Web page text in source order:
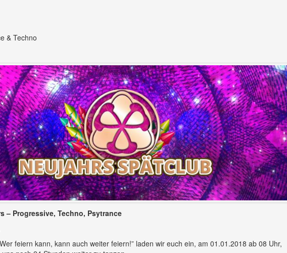
& Techno
– Progressive, Techno, Psytrance
feiern kann, kann auch weiter feiern!” laden wir euch ein, am 01.01.2018 ab 08 Uhr,